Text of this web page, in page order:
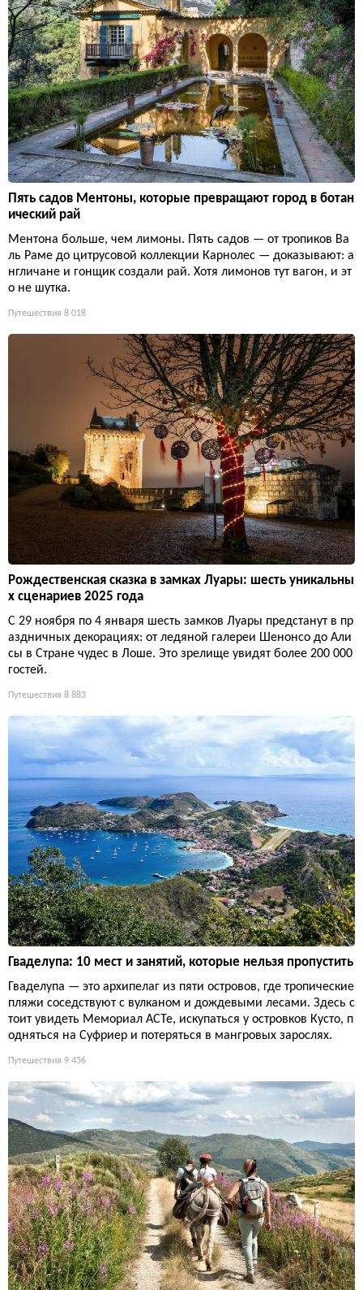
Пять садов Ментоны, которые превращают город в ботан
ический рай
Ментона больше, чем лимоны. Пять садов — от тропиков Ва
ль Раме до цитрусовой коллекции Карнолес — доказывают: а
нгличане и гонщик создали рай. Хотя лимонов тут вагон, и эт
о не шутка.
Путешествия 8 018
Рождественская сказка в замках Луары: шесть уникальны
х сценариев 2025 года
С 29 ноября по 4 января шесть замков Луары предстанут в пр
аздничных декорациях: от ледяной галереи Шенонсо до Али
сы в Стране чудес в Лоше. Это зрелище увидят более 200 000
гостей.
Путешествия 8 883
Гваделупа: 10 мест и занятий, которые нельзя пропустить
Гваделупа — это архипелаг из пяти островов, где тропические
пляжи соседствуют с вулканом и дождевыми лесами. Здесь с
тоит увидеть Мемориал ACTe, искупаться у островков Кусто, п
одняться на Суфриер и потеряться в мангровых зарослях.
Путешествия 9 436